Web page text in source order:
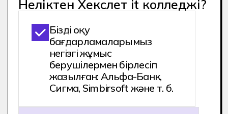
Ал студенттер бірінші курстан
Оқу барысында сіз 2000+
тәжірибе аласыз, бұл орташа
есеппен 1 жылдық коммерциялық
тәжірибеге тең.